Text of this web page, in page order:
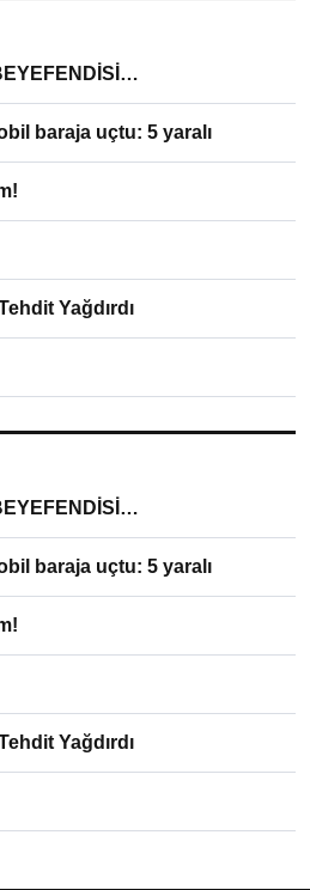
baraja uçtu: 5 yaralı
Yağdırdı
baraja uçtu: 5 yaralı
Yağdırdı